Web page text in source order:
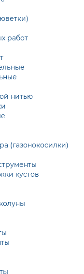
работ
нитью
(газонокосилки)
кустов